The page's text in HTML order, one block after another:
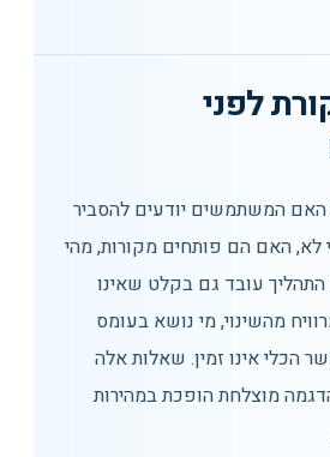
לפני
המשתמשים יודעים להסביר
האם הם פותחים מקורות, מהי
התהליך עובד גם בקלט שאינו
מהשינוי, מי נושא בעומס
הכלי אינו זמין. שאלות אלה
מוצלחת הופכת במהירות